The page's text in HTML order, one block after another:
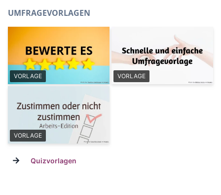
UMFRAGEVORLAGEN
VORLAGE VORLAGE
VORLAGE
→ Quizvorlagen